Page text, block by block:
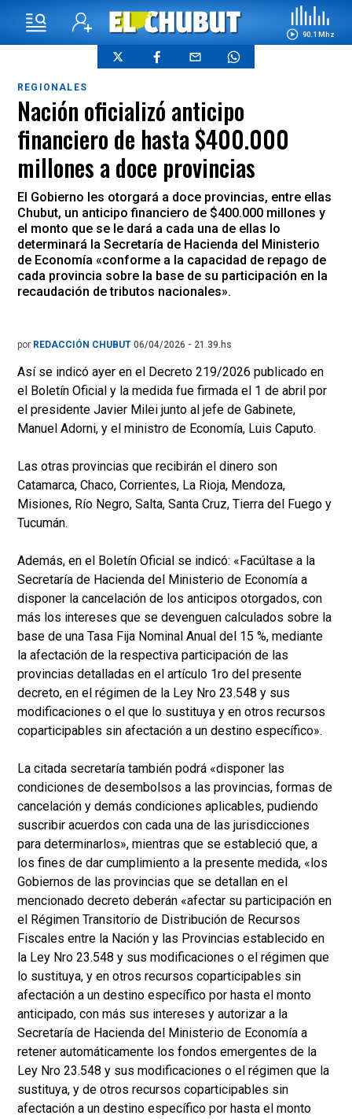
90.1 Mhz
REGIONALES
Nación oficializó anticipo
financiero de hasta $400.000
millones a doce provincias
El Gobierno les otorgará a doce provincias, entre ellas
Chubut, un anticipo financiero de $400.000 millones y
el monto que se le dará a cada una de ellas lo
determinará la Secretaría de Hacienda del Ministerio
de Economía «conforme a la capacidad de repago de
cada provincia sobre la base de su participación en la
recaudación de tributos nacionales».
por REDACCIÓN CHUBUT 06/04/2026 - 21.39.hs
Así se indicó ayer en el Decreto 219/2026 publicado en
el Boletín Oficial y la medida fue firmada el 1 de abril por
el presidente Javier Milei junto al jefe de Gabinete,
Manuel Adorni, y el ministro de Economía, Luis Caputo.
Las otras provincias que recibirán el dinero son
Catamarca, Chaco, Corrientes, La Rioja, Mendoza,
Misiones, Río Negro, Salta, Santa Cruz, Tierra del Fuego y
Tucumán.
Además, en el Boletín Oficial se indicó: «Facúltase a la
Secretaría de Hacienda del Ministerio de Economía a
disponer la cancelación de los anticipos otorgados, con
más los intereses que se devenguen calculados sobre la
base de una Tasa Fija Nominal Anual del 15 %, mediante
la afectación de la respectiva participación de las
provincias detalladas en el artículo 1ro del presente
decreto, en el régimen de la Ley Nro 23.548 y sus
modificaciones o el que lo sustituya y en otros recursos
coparticipables sin afectación a un destino específico».
La citada secretaría también podrá «disponer las
condiciones de desembolsos a las provincias, formas de
cancelación y demás condiciones aplicables, pudiendo
suscribir acuerdos con cada una de las jurisdicciones
para determinarlos», mientras que se estableció que, a
los fines de dar cumplimiento a la presente medida, «los
Gobiernos de las provincias que se detallan en el
mencionado decreto deberán «afectar su participación en
el Régimen Transitorio de Distribución de Recursos
Fiscales entre la Nación y las Provincias establecido en
la Ley Nro 23.548 y sus modificaciones o el régimen que
lo sustituya, y en otros recursos coparticipables sin
afectación a un destino específico por hasta el monto
anticipado, con más sus intereses y autorizar a la
Secretaría de Hacienda del Ministerio de Economía a
retener automáticamente los fondos emergentes de la
Ley Nro 23.548 y sus modificaciones o el régimen que la
sustituya, y de otros recursos coparticipables sin
afectación a un destino específico por hasta el monto